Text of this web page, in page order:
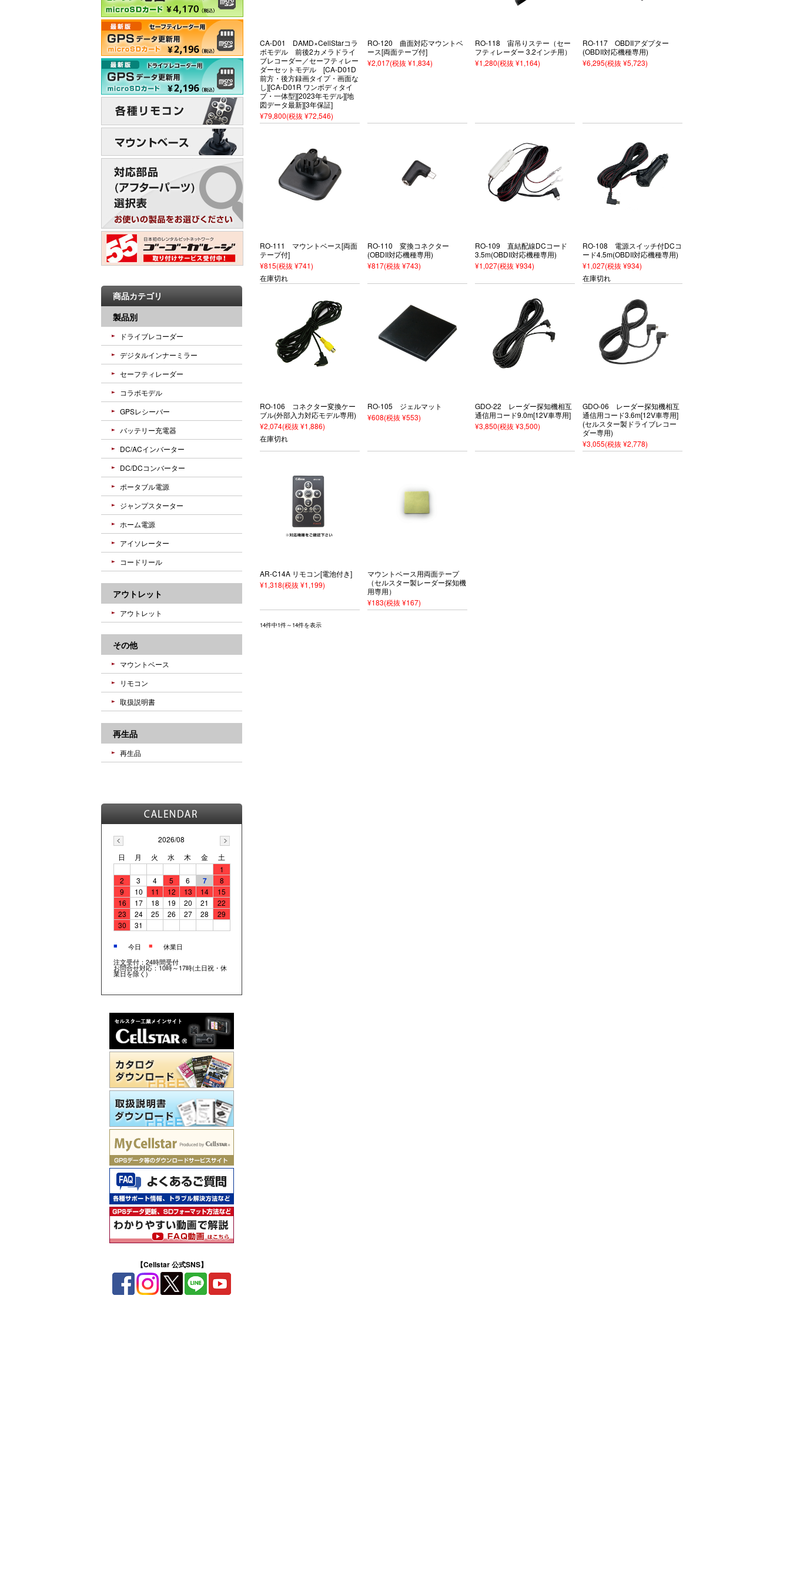
CA-D01 DAMD×CellStarコラ
ボモデル 前後2カメラドライ
ブレコーダー／セーフティレー
ダーセットモデル [CA-D01D
前方・後方録画タイプ・画面な
し][CA-D01R ワンボディタイ
プ・一体型][2023年モデル][地
図データ最新][3年保証]
¥79,800(税抜 ¥72,546)
RO-120 曲面対応マウントベ
ース[両面テープ付]
¥2,017(税抜 ¥1,834)
RO-118 宙吊りステー（セー
フティレーダー 3.2インチ用）
¥1,280(税抜 ¥1,164)
RO-117 OBDIIアダプター
(OBDII対応機種専用)
¥6,295(税抜 ¥5,723)
RO-111 マウントベース[両面
テープ付]
¥815(税抜 ¥741)
在庫切れ
RO-110 変換コネクター
(OBDII対応機種専用)
¥817(税抜 ¥743)
RO-109 直結配線DCコード
3.5m(OBDII対応機種専用)
¥1,027(税抜 ¥934)
RO-108 電源スイッチ付DCコ
ード4.5m(OBDII対応機種専用)
¥1,027(税抜 ¥934)
在庫切れ
RO-106 コネクター変換ケー
ブル(外部入力対応モデル専用)
¥2,074(税抜 ¥1,886)
在庫切れ
RO-105 ジェルマット
¥608(税抜 ¥553)
GDO-22 レーダー探知機相互
通信用コード9.0m[12V車専用]
¥3,850(税抜 ¥3,500)
GDO-06 レーダー探知機相互
通信用コード3.6m[12V車専用]
(セルスター製ドライブレコー
ダー専用)
¥3,055(税抜 ¥2,778)
AR-C14A リモコン[電池付き]
¥1,318(税抜 ¥1,199)
マウントベース用両面テープ
（セルスター製レーダー探知機
用専用）
¥183(税抜 ¥167)
14件中1件～14件を表示
商品カテゴリ
製品別
ドライブレコーダー
デジタルインナーミラー
セーフティレーダー
コラボモデル
GPSレシーバー
バッテリー充電器
DC/ACインバーター
DC/DCコンバーター
ポータブル電源
ジャンプスターター
ホーム電源
アイソレーター
コードリール
アウトレット
アウトレット
その他
マウントベース
リモコン
取扱説明書
再生品
再生品
2026/08
日
月 火 水 木 金
土
1
2
3 4 5 6 7
8
9
10 11 12 13 14
15
16
17 18 19 20 21
22
23
24 25 26 27 28
29
30
31
■ 今日 ■
休業日
注文受付：24時間受付
お問合せ対応：10時～17時(土日祝・休
業日を除く)
【Cellstar 公式SNS】